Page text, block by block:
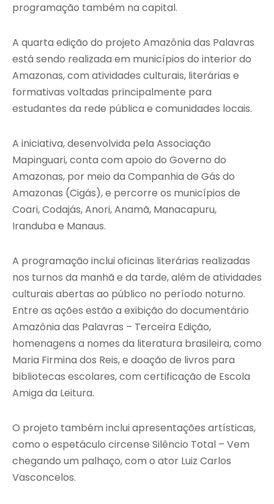
programação também na capital.
A quarta edição do projeto Amazônia das Palavras
está sendo realizada em municípios do interior do
Amazonas, com atividades culturais, literárias e
formativas voltadas principalmente para
estudantes da rede pública e comunidades locais.
A iniciativa, desenvolvida pela Associação
Mapinguari, conta com apoio do Governo do
Amazonas, por meio da Companhia de Gás do
Amazonas (Cigás), e percorre os municípios de
Coari, Codajás, Anori, Anamã, Manacapuru,
Iranduba e Manaus.
A programação inclui oficinas literárias realizadas
nos turnos da manhã e da tarde, além de atividades
culturais abertas ao público no período noturno.
Entre as ações estão a exibição do documentário
Amazônia das Palavras – Terceira Edição,
homenagens a nomes da literatura brasileira, como
Maria Firmina dos Reis, e doação de livros para
bibliotecas escolares, com certificação de Escola
Amiga da Leitura.
O projeto também inclui apresentações artísticas,
como o espetáculo circense Silêncio Total – Vem
chegando um palhaço, com o ator Luiz Carlos
Vasconcelos.